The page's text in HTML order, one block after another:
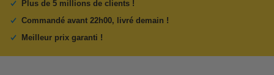
Plus de 5 millions de clients !
Commandé avant 22h00, livré demain !
Meilleur prix garanti !